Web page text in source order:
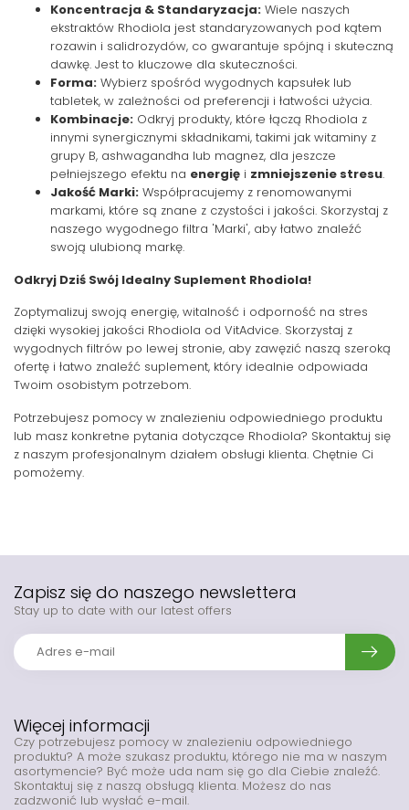
Koncentracja & Standaryzacja: Wiele naszych
ekstraktów Rhodiola jest standaryzowanych pod kątem
rozawin i salidrozydów, co gwarantuje spójną i skuteczną
dawkę. Jest to kluczowe dla skuteczności.
Forma: Wybierz spośród wygodnych kapsułek lub
tabletek, w zależności od preferencji i łatwości użycia.
Kombinacje: Odkryj produkty, które łączą Rhodiola z
innymi synergicznymi składnikami, takimi jak witaminy z
grupy B, ashwagandha lub magnez, dla jeszcze
pełniejszego efektu na energię i zmniejszenie stresu.
Jakość Marki: Współpracujemy z renomowanymi
markami, które są znane z czystości i jakości. Skorzystaj z
naszego wygodnego filtra 'Marki', aby łatwo znaleźć
swoją ulubioną markę.
Odkryj Dziś Swój Idealny Suplement Rhodiola!
Zoptymalizuj swoją energię, witalność i odporność na stres
dzięki wysokiej jakości Rhodiola od VitAdvice. Skorzystaj z
wygodnych filtrów po lewej stronie, aby zawęzić naszą szeroką
ofertę i łatwo znaleźć suplement, który idealnie odpowiada
Twoim osobistym potrzebom.
Potrzebujesz pomocy w znalezieniu odpowiedniego produktu
lub masz konkretne pytania dotyczące Rhodiola? Skontaktuj się
z naszym profesjonalnym działem obsługi klienta. Chętnie Ci
pomożemy.
Więcej informacji
Czy potrzebujesz pomocy w znalezieniu odpowiedniego
produktu? A może szukasz produktu, którego nie ma w naszym
asortymencie? Być może uda nam się go dla Ciebie znaleźć.
Skontaktuj się z naszą obsługą klienta. Możesz do nas
zadzwonić lub wysłać e-mail.
Zapisz się do naszego newslettera
Stay up to date with our latest offers